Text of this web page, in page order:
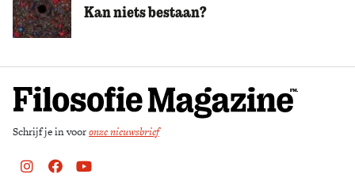
Kan niets bestaan?
Schrijf je in vooronze nieuwsbrief
Instagram
FacebookYoutube